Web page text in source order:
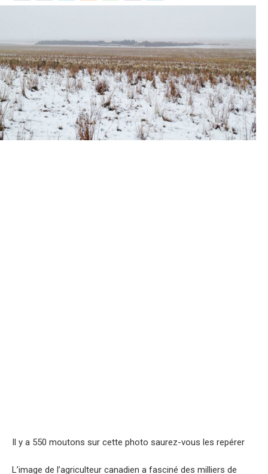
Il y a 550 moutons sur cette photo saurez-vous les repérer
L’image de l’agriculteur canadien a fasciné des milliers de